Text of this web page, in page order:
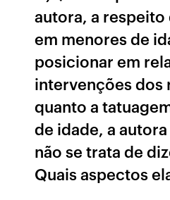
autora, a respeito
em menores de
posicionar em
intervenções dos
quanto a
de idade, a
não se trata de
Quais aspectos